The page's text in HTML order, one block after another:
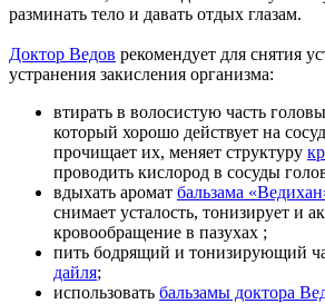
разминать тело и давать отдых глазам.
Доктор Ведов рекомендует для снятия
устранения закисления организма:
втирать в волосистую часть головы
который хорошо действует на
прочищает их, меняет структуру
проводить кислород в сосуды
вдыхать аромат бальзама
снимает усталость, тонизирует и
кровообращение в пазухах ;
пить бодрящий и тонизирующий
дайля;
использовать бальзамы доктора